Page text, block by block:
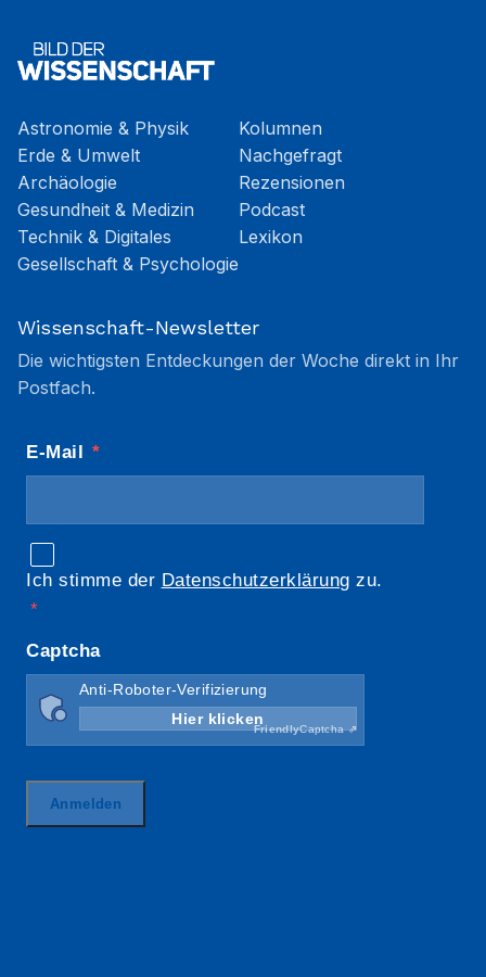
Astronomie & Physik
Erde & Umwelt
Archäologie
Gesundheit & Medizin
Technik & Digitales
Gesellschaft & Psychologie
Kolumnen
Nachgefragt
Rezensionen
Podcast
Lexikon
Wissenschaft-Newsletter
Die wichtigsten Entdeckungen der Woche direkt in Ihr
Postfach.